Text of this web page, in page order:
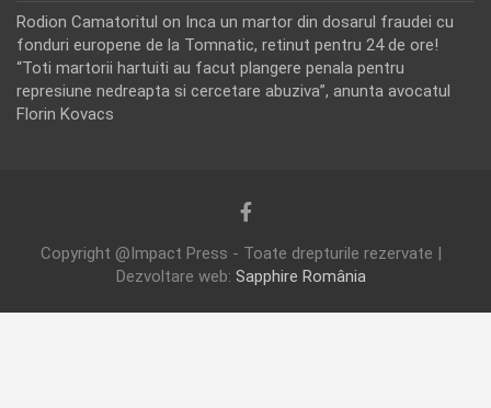
Rodion Camatoritul on Inca un martor din dosarul fraudei cu
fonduri europene de la Tomnatic, retinut pentru 24 de ore!
“Toti martorii hartuiti au facut plangere penala pentru
represiune nedreapta si cercetare abuziva”, anunta avocatul
Florin Kovacs
Copyright @Impact Press - Toate drepturile rezervate |
Dezvoltare web: Sapphire România